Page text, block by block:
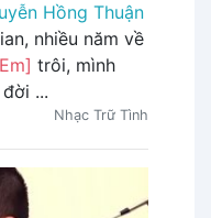
Hồng Thuận
nhiều năm về
trôi, mình
...
Nhạc Trữ Tình